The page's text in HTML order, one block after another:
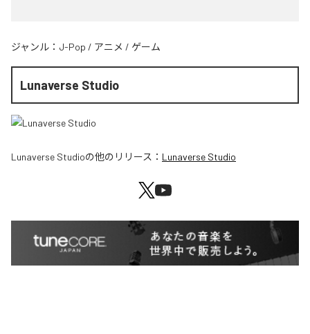
ジャンル： J-Pop / アニメ / ゲーム
Lunaverse Studio
Lunaverse Studioの他のリリース： Lunaverse Studio